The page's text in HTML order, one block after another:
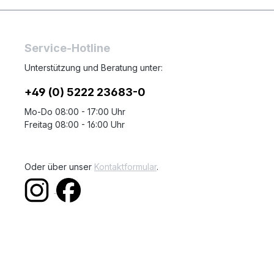
Service-Hotline
Unterstützung und Beratung unter:
+49 (0) 5222 23683-0
Mo-Do 08:00 - 17:00 Uhr
Freitag 08:00 - 16:00 Uhr
Oder über unser Kontaktformular.